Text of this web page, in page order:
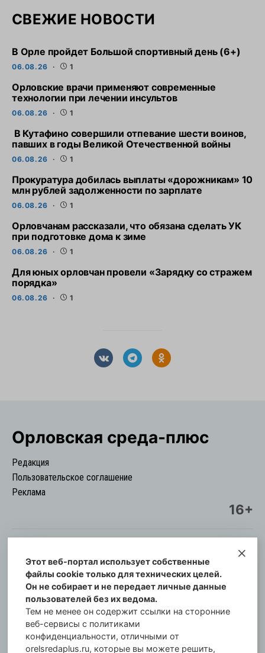
СВЕЖИЕ НОВОСТИ
В Орле пройдет Большой спортивный день (6+)
06.08.26 1
Орловские врачи применяют современные
технологии при лечении инсультов
06.08.26 1
В Кутафино совершили отпевание шести воинов,
павших в годы Великой Отечественной войны
06.08.26 1
Прокуратура добилась выплаты «дорожникам» 10
млн рублей задолженности по зарплате
06.08.26 1
Орловчанам рассказали, что обязана сделать УК
при подготовке дома к зиме
06.08.26 1
Для юных орловчан провели «Зарядку со стражем
порядка»
06.08.26 1
Орловская cреда-плюс
Редакция
Пользовательское соглашение
Реклама
16+
© Информационный городской портал
Орловская cреда-плюс, 2021-2026
Свидетельство о регистрации СМИ: ПИ №57-
00254 от 29 октября 2013 г.
Газета зарегистрирована Управлением
Федеральной службы по надзору в сфере связи,
информационных технологий и массовых
Этот веб-портал использует собственные
файлы cookie только для технических целей.
Он не собирает и не передает личные данные
пользователей без их ведома.
Тем не менее он содержит ссылки на сторонние
веб-сервисы с политиками
конфиденциальности, отличными от
orelsredaplus.ru, которые вы можете решить,